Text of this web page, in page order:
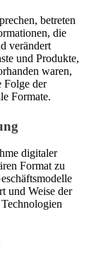
betreten
die
verändert
und Produkte,
waren,
Folge der
Formate.
digitaler
Format zu
und Weise der